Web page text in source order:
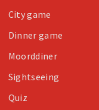
City game
Dinner game
Moorddiner
Sightseeing
Quiz